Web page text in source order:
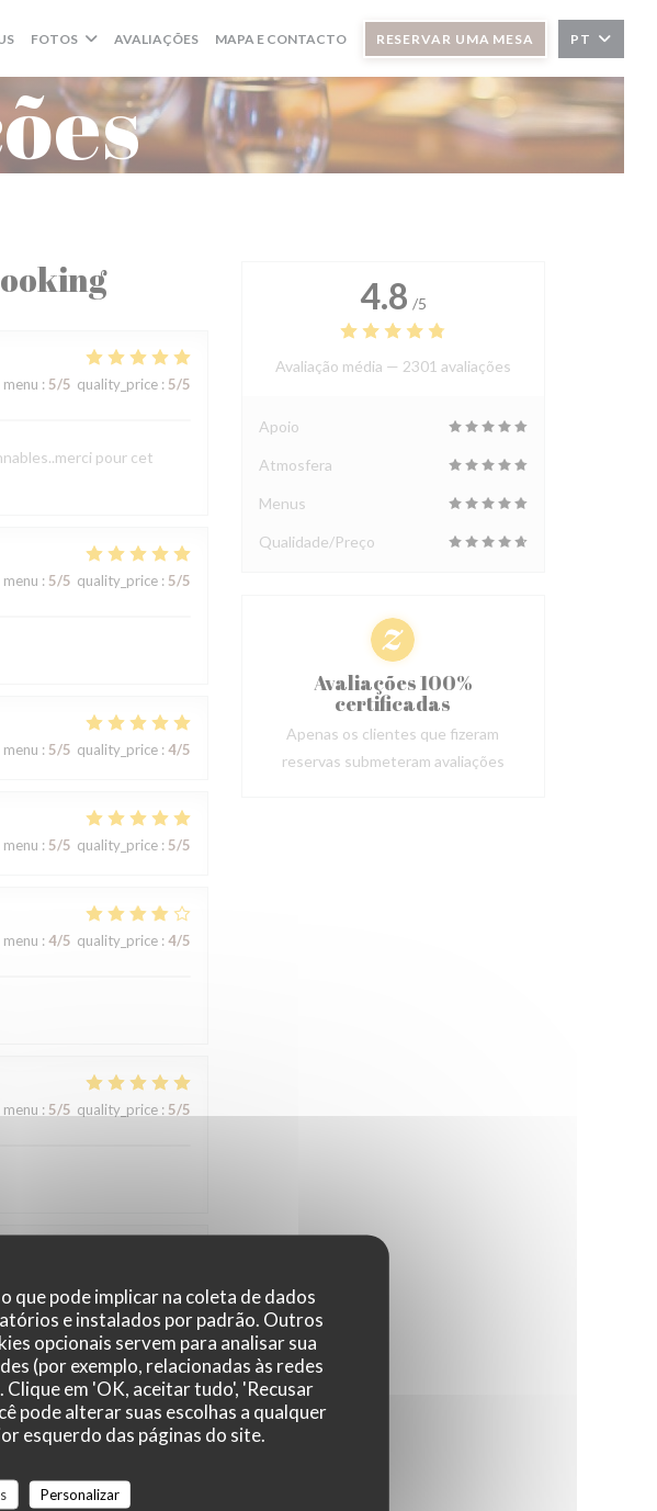
que pode implicar na coleta de dados
e instalados por padrão. Outros
opcionais servem para analisar sua
(por exemplo, relacionadas às redes
em 'OK, aceitar tudo', 'Recusar
pode alterar suas escolhas a qualquer
esquerdo das páginas do site.
Personalizar
FOTOS AVALIAÇÕES MAPA E CONTACTO RESERVAR UMA MESA PT
menu : 5/5 quality_price: 5/5
pour cet
menu : 5/5 quality_price: 5/5
menu : 5/5 quality_price: 4/5
menu : 5/5 quality_price: 5/5
menu : 4/5 quality_price: 4/5
menu : 5/5 quality_price: 5/5
menu:5/5 quality_price:5/5
4.8 /5
Avaliação média — 2301 avaliações
Apoio
Atmosfera
Menus
Qualidade/Preço
Avaliações 100%
certificadas
Apenas os clientes que fizeram
reservas submeteram avaliações